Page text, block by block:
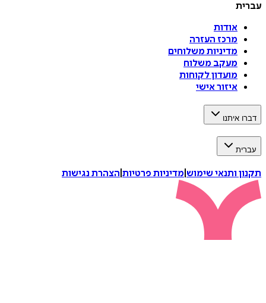
עברית
אודות
מרכז העזרה
מדיניות משלוחים
מעקב משלוח
מועדון לקוחות
איזור אישי
דברו איתנו
עברית
תקנון ותנאי שימוש מדיניות פרטיות הצהרת נגישות